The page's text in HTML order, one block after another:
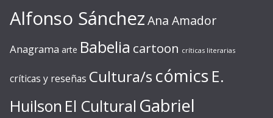
Alfonso SánchezAna Amador
Anagrama arte Babelia cartoon críticas literarias
críticas y reseñas Cultura/s cómics E.
Huilson El Cultural Gabriel